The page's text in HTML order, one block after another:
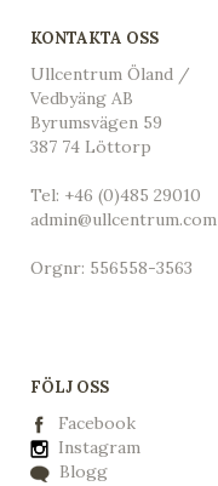
KONTAKTA OSS
Ullcentrum Öland /
Vedbyäng AB
Byrumsvägen 59
387 74 Löttorp
Tel: +46 (0)485 29010
admin@ullcentrum.com
Orgnr: 556558-3563
FÖLJ OSS
Facebook
Instagram
Blogg